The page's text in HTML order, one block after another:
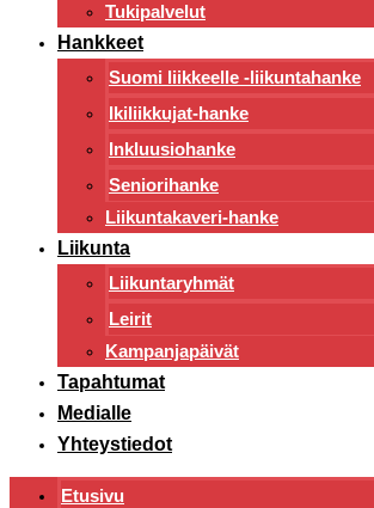
Tukipalvelut
Hankkeet
Suomi liikkeelle -liikuntahanke
Ikiliikkujat-hanke
Inkluusiohanke
Seniorihanke
Liikuntakaveri-hanke
Liikunta
Liikuntaryhmät
Leirit
Kampanjapäivät
Tapahtumat
Medialle
Yhteystiedot
Etusivu